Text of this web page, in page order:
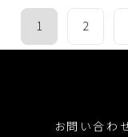
1 2
お問い合わ